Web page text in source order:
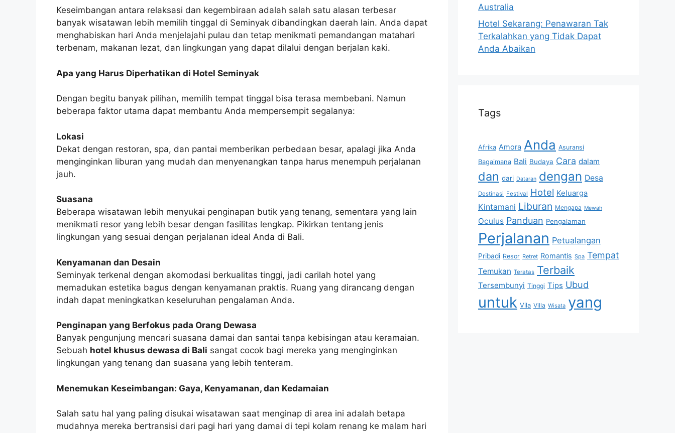
Keseimbangan antara relaksasi dan kegembiraan adalah salah satu alasan terbesar
banyak wisatawan lebih memilih tinggal di Seminyak dibandingkan daerah lain. Anda dapat
menghabiskan hari Anda menjelajahi pulau dan tetap menikmati pemandangan matahari
terbenam, makanan lezat, dan lingkungan yang dapat dilalui dengan berjalan kaki.
Apa yang Harus Diperhatikan di Hotel Seminyak
Dengan begitu banyak pilihan, memilih tempat tinggal bisa terasa membebani. Namun
beberapa faktor utama dapat membantu Anda mempersempit segalanya:
Lokasi
Dekat dengan restoran, spa, dan pantai memberikan perbedaan besar, apalagi jika Anda
menginginkan liburan yang mudah dan menyenangkan tanpa harus menempuh perjalanan
jauh.
Suasana
Beberapa wisatawan lebih menyukai penginapan butik yang tenang, sementara yang lain
menikmati resor yang lebih besar dengan fasilitas lengkap. Pikirkan tentang jenis
lingkungan yang sesuai dengan perjalanan ideal Anda di Bali.
Kenyamanan dan Desain
Seminyak terkenal dengan akomodasi berkualitas tinggi, jadi carilah hotel yang
memadukan estetika bagus dengan kenyamanan praktis. Ruang yang dirancang dengan
indah dapat meningkatkan keseluruhan pengalaman Anda.
Penginapan yang Berfokus pada Orang Dewasa
Banyak pengunjung mencari suasana damai dan santai tanpa kebisingan atau keramaian.
Sebuah hotel khusus dewasa di Bali sangat cocok bagi mereka yang menginginkan
lingkungan yang tenang dan suasana yang lebih tenteram.
Menemukan Keseimbangan: Gaya, Kenyamanan, dan Kedamaian
Salah satu hal yang paling disukai wisatawan saat menginap di area ini adalah betapa
mudahnya mereka bertransisi dari pagi hari yang damai di tepi kolam renang ke malam hari
Australia
Hotel Sekarang: Penawaran Tak
Terkalahkan yang Tidak Dapat
Anda Abaikan
Tags
Afrika Amora Anda Asuransi
Bagaimana Bali Budaya Cara dalam
dan dari Dataran dengan Desa
Destinasi Festival Hotel Keluarga
Kintamani Liburan Mengapa Mewah
Oculus Panduan Pengalaman
Perjalanan Petualangan
Pribadi Resor Retret Romantis Spa Tempat
Temukan Teratas Terbaik
Tersembunyi Tinggi Tips Ubud
untuk Vila Villa Wisata yang